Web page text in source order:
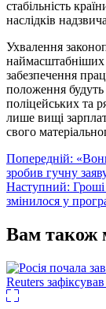
стабільність
наслідків
Ухвалення
наймасштабніших
забезпечення
положення будуть
поліцейських та
лише вищі
свого
Навігація
записів
Попередній:
зробив гучну
Наступний:
змінилося у
Вам також